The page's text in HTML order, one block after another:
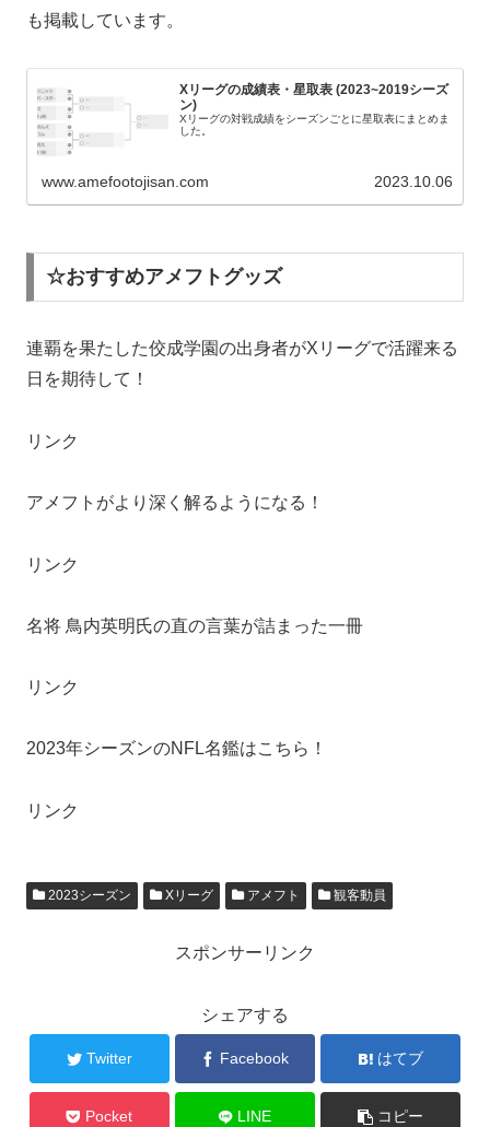
も掲載しています。
Xリーグの成績表・星取表 (2023~2019シーズ
ン)
Xリーグの対戦成績をシーズンごとに星取表にまとめま
した。
www.amefootojisan.com 2023.10.06
☆おすすめアメフトグッズ
連覇を果たした佼成学園の出身者がXリーグで活躍来る
日を期待して！
リンク
アメフトがより深く解るようになる！
リンク
名将 鳥内英明氏の直の言葉が詰まった一冊
リンク
2023年シーズンのNFL名鑑はこちら！
リンク
2023シーズン Xリーグ アメフト 観客動員
スポンサーリンク
シェアする
Twitter Facebook はてブ
Pocket LINE コピー